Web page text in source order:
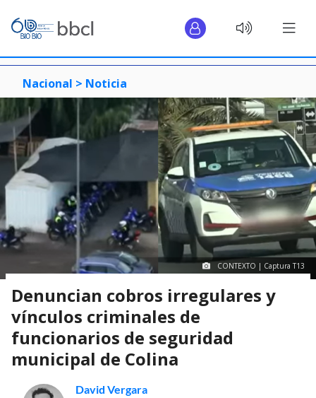
Nacional > Noticia
CONTEXTO | Captura T13
Denuncian cobros irregulares y
vínculos criminales de
funcionarios de seguridad
municipal de Colina
David Vergara